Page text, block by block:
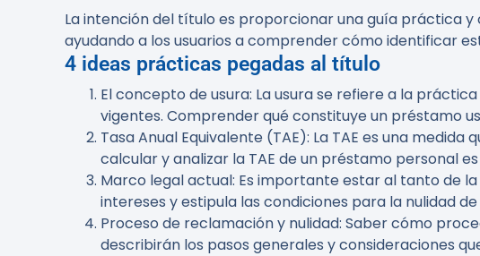
La intención del título es proporcionar una guía práctica
ayudando a los usuarios a comprender cómo identificar
4 ideas prácticas pegadas al título
El concepto de usura: La usura se refiere a la
vigentes. Comprender qué constituye un préstamo
Tasa Anual Equivalente (TAE): La TAE es una
calcular y analizar la TAE de un préstamo personal
Marco legal actual: Es importante estar al tanto de
intereses y estipula las condiciones para la nulidad
Proceso de reclamación y nulidad: Saber cómo
describirán los pasos generales y consideraciones